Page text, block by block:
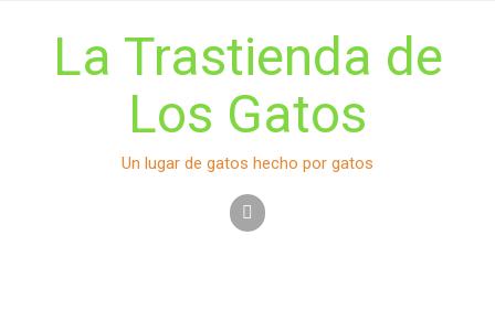
La Trastienda de
Los Gatos
Un lugar de gatos hecho por gatos